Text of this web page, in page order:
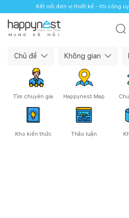
Kết nối đơn vị thiết kế - thi công
M Ạ N G X Ã H Ộ I
Happynest — Cộng đồng làm nhà
Chủ đề Không gian
Tìm chuyên gia Happynest Map
Kho kiến thức Thảo luận